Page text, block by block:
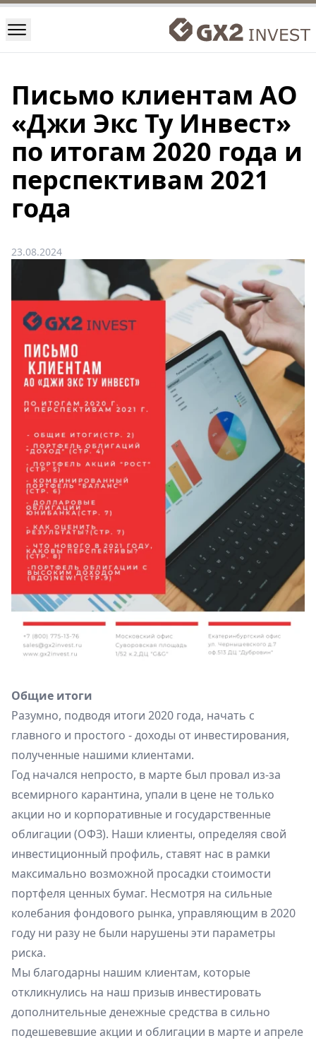
Письмо клиентам АО
«Джи Экс Ту Инвест»
по итогам 2020 года и
перспективам 2021
года
23.08.2024
Общие итоги
Разумно, подводя итоги 2020 года, начать с
главного и простого - доходы от инвестирования,
полученные нашими клиентами.
Год начался непросто, в марте был провал из-за
всемирного карантина, упали в цене не только
акции но и корпоративные и государственные
облигации (ОФЗ). Наши клиенты, определяя свой
инвестиционный профиль, ставят нас в рамки
максимально возможной просадки стоимости
портфеля ценных бумаг. Несмотря на сильные
колебания фондового рынка, управляющим в 2020
году ни разу не были нарушены эти параметры
риска.
Мы благодарны нашим клиентам, которые
откликнулись на наш призыв инвестировать
дополнительные денежные средства в сильно
подешевевшие акции и облигации в марте и апреле